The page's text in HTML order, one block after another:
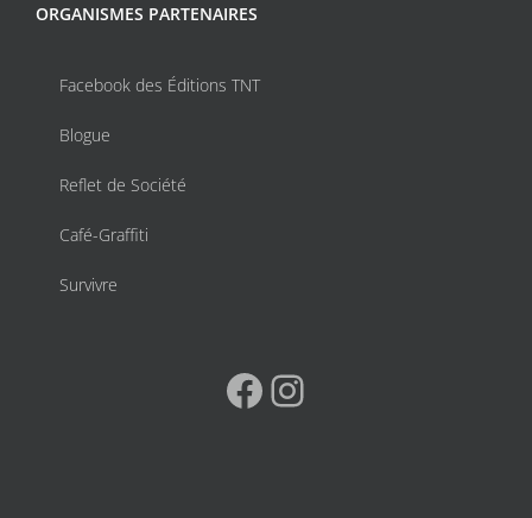
ORGANISMES PARTENAIRES
Facebook des Éditions TNT
Blogue
Reflet de Société
Café-Graffiti
Survivre
Facebook